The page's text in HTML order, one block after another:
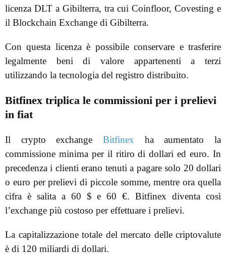
licenza DLT a Gibilterra, tra cui Coinfloor, Covesting e
il Blockchain Exchange di Gibilterra.
Con questa licenza è possibile conservare e trasferire
legalmente beni di valore appartenenti a terzi
utilizzando la tecnologia del registro distribuito.
Bitfinex triplica le commissioni per i prelievi
in fiat
Il crypto exchange Bitfinex ha aumentato la
commissione minima per il ritiro di dollari ed euro. In
precedenza i clienti erano tenuti a pagare solo 20 dollari
o euro per prelievi di piccole somme, mentre ora quella
cifra è salita a 60 $ e 60 €. Bitfinex diventa così
l’exchange più costoso per effettuare i prelievi.
La capitalizzazione totale del mercato delle criptovalute
è di 120 miliardi di dollari.